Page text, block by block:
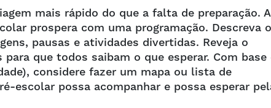
mais rápido do que a falta de preparação. A
prospera com uma programação. Descreva
pausas e atividades divertidas. Reveja o
que todos saibam o que esperar. Com base
considere fazer um mapa ou lista de
escolar possa acompanhar e possa esperar